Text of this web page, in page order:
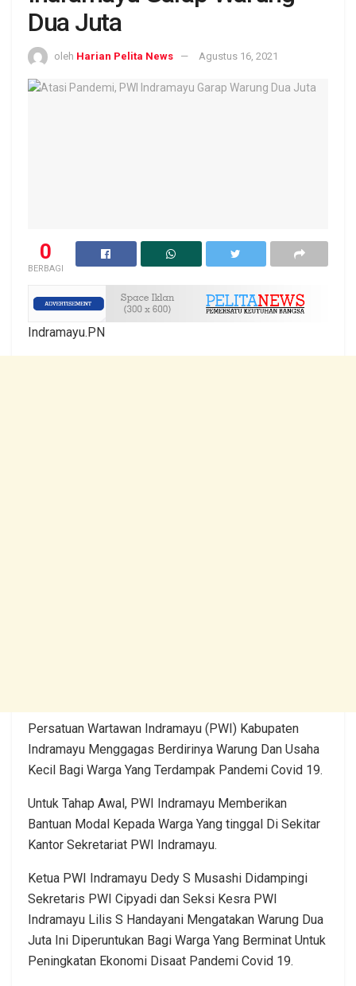
Dua Juta
oleh Harian Pelita News Agustus 16, 2021
0
BERBAGI
Indramayu.PN
Persatuan Wartawan Indramayu (PWI) Kabupaten
Indramayu Menggagas Berdirinya Warung Dan Usaha
Kecil Bagi Warga Yang Terdampak Pandemi Covid 19.
Untuk Tahap Awal, PWI Indramayu Memberikan
Bantuan Modal Kepada Warga Yang tinggal Di Sekitar
Kantor Sekretariat PWI Indramayu.
Ketua PWI Indramayu Dedy S Musashi Didampingi
Sekretaris PWI Cipyadi dan Seksi Kesra PWI
Indramayu Lilis S Handayani Mengatakan Warung Dua
Juta Ini Diperuntukan Bagi Warga Yang Berminat Untuk
Peningkatan Ekonomi Disaat Pandemi Covid 19.